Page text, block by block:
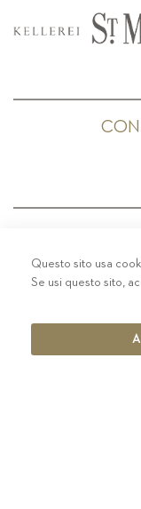
PRIVACY-
Questo sito usa
Se usi questo sito,